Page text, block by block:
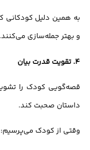
به همین دلیل کودکانی
و بهتر جمله‌سازی می‌کنند.
4. تقویت قدرت بیان
قصه‌گویی کودک را
داستان صحبت کند.
وقتی از کودک می‌پرسیم: